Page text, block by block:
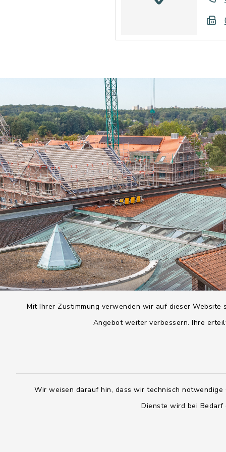
Mit Ihrer Zustimmung verwenden wir auf dieser
Angebot weiter verbessern. Ihre
Wir weisen darauf hin, dass wir technisch
Dienste wird bei